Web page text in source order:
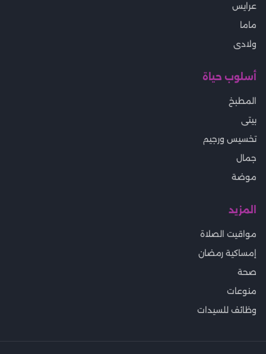
عرايس
ماما
ولادى
أسلوب حياة
المطبخ
بيتى
تخسيس ورجيم
جمال
موضة
المزيد
مواقيت الصلاة
إمساكية رمضان
صحة
منوعات
وظائف للسيدات